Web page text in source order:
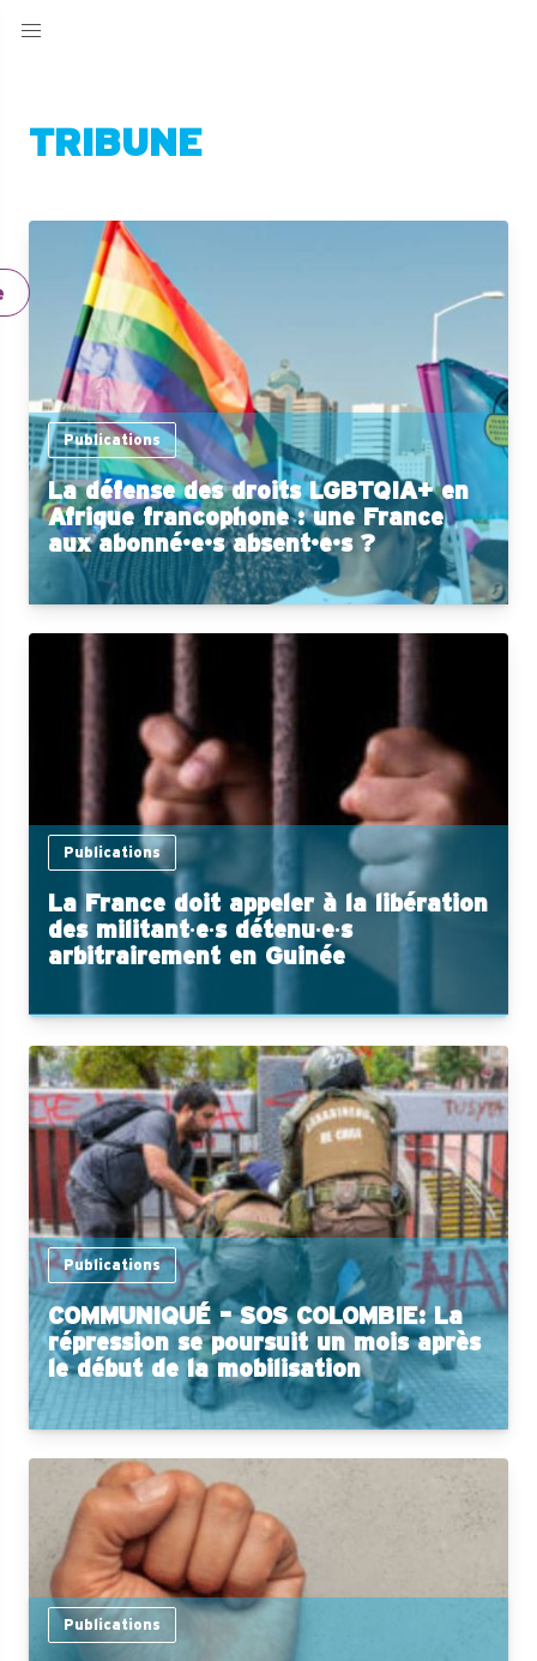
TRIBUNE
Publications
La défense des droits LGBTQIA+ en
Afrique francophone : une France
aux abonné·e·s absent·e·s ?
Publications
La France doit appeler à la libération
des militant∙e∙s détenu∙e∙s
arbitrairement en Guinée
Publications
COMMUNIQUÉ – SOS COLOMBIE: La
répression se poursuit un mois après
le début de la mobilisation
Publications